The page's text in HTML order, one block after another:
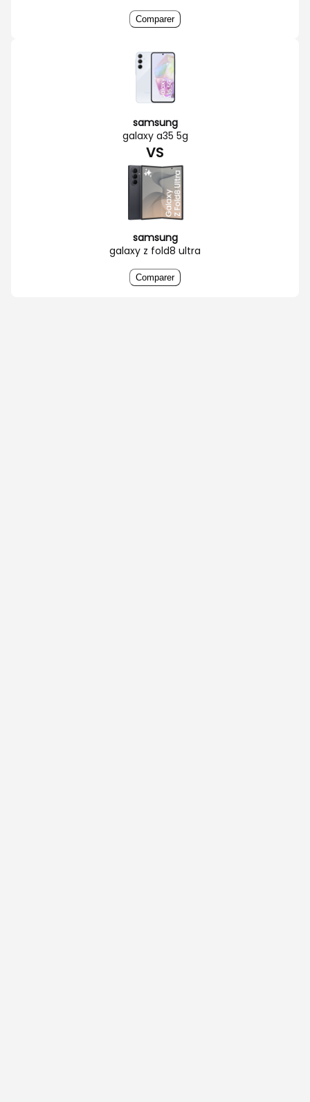
Comparer
samsung
galaxy a35 5g
VS
samsung
galaxy z fold8 ultra
Comparer